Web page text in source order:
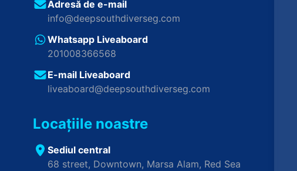
Adresă de e-mail
info@deepsouthdiverseg.com
Whatsapp Liveaboard
201008366568
E-mail Liveaboard
liveaboard@deepsouthdiverseg.com
Locațiile noastre
Sediul central
68 street, Downtown, Marsa Alam, Red Sea